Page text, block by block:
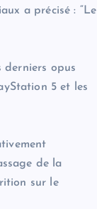
a précisé : “Le
opus
5 et les
de la
sur le